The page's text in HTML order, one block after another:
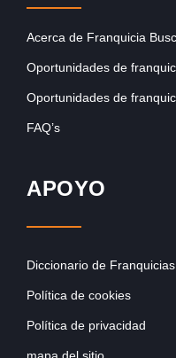
Acerca de Franquicia
Oportunidades de
Oportunidades de
FAQ’s
APOYO
Diccionario de Franquicias
Política de cookies
Política de privacidad